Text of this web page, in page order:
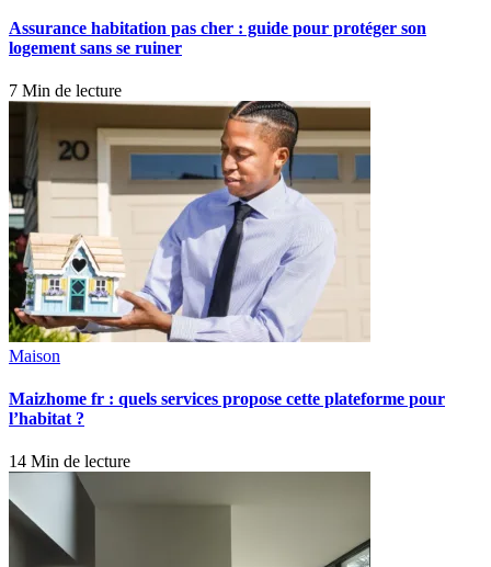
Assurance habitation pas cher : guide pour protéger son
logement sans se ruiner
7 Min de lecture
Maison
Maizhome fr : quels services propose cette plateforme pour
l’habitat ?
14 Min de lecture